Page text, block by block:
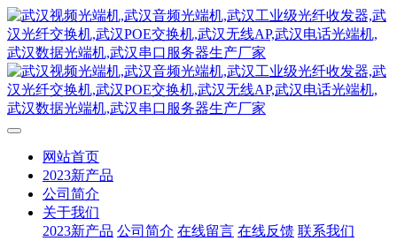
网站首页
2023新产品
公司简介
关于我们
2023新产品 公司简介 在线留言 在线反馈 联系我们